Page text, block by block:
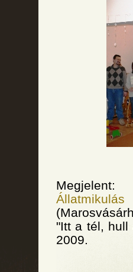
Megjelent:
"Itt a tél, hull
2009.